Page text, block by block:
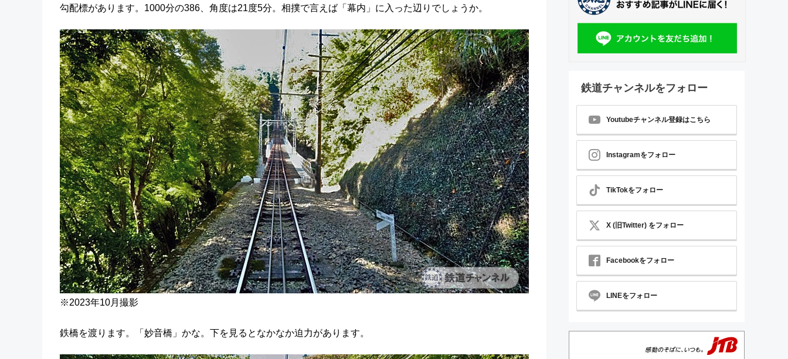
勾配標があります。1000分の386、角度は21度5分。相撲で言えば「幕内」に入った辺りでしょうか。
※2023年10月撮影
鉄橋を渡ります。「妙音橋」かな。下を見るとなかなか迫力があります。
鉄道チャンネルをフォロー
Youtubeチャンネル登録はこちら
Instagramをフォロー
TikTokをフォロー
X (旧Twitter) をフォロー
Facebookをフォロー
LINEをフォロー